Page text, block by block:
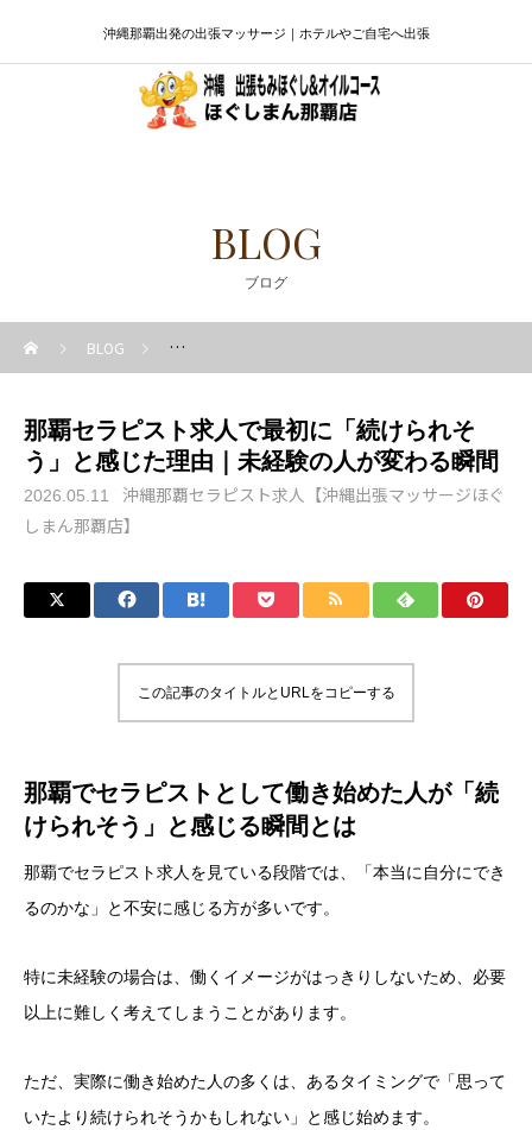
沖縄那覇出発の出張マッサージ｜ホテルやご自宅へ出張
BLOG
ブログ
BLOG 沖縄那覇セラピスト求人【沖縄出張マッサージほぐしま
那覇セラピスト求人で最初に「続けられそ
う」と感じた理由｜未経験の人が変わる瞬間
2026.05.11
沖縄那覇セラピスト求人【沖縄出張マッサージほぐ
しまん那覇店】
この記事のタイトルとURLをコピーする
那覇でセラピストとして働き始めた人が「続
けられそう」と感じる瞬間とは
那覇でセラピスト求人を見ている段階では、「本当に自分にでき
るのかな」と不安に感じる方が多いです。
特に未経験の場合は、働くイメージがはっきりしないため、必要
以上に難しく考えてしまうことがあります。
ただ、実際に働き始めた人の多くは、あるタイミングで「思って
いたより続けられそうかもしれない」と感じ始めます。